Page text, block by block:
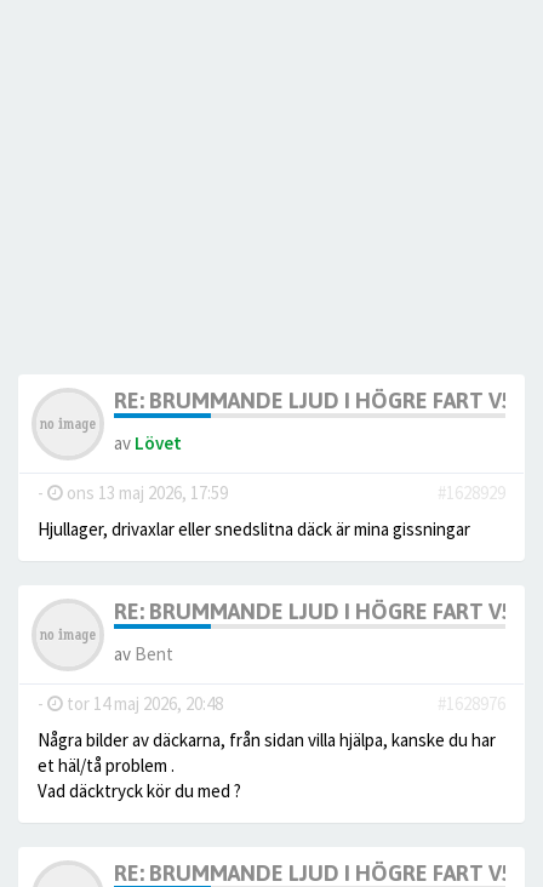
RE: BRUMMANDE LJUD I HÖGRE FART V50
av Lövet
- ons 13 maj 2026, 17:59
#1628929
Hjullager, drivaxlar eller snedslitna däck är mina gissningar
RE: BRUMMANDE LJUD I HÖGRE FART V50
av Bent
- tor 14 maj 2026, 20:48
#1628976
Några bilder av däckarna, från sidan villa hjälpa, kanske du har
et häl/tå problem .
Vad däcktryck kör du med ?
RE: BRUMMANDE LJUD I HÖGRE FART V50